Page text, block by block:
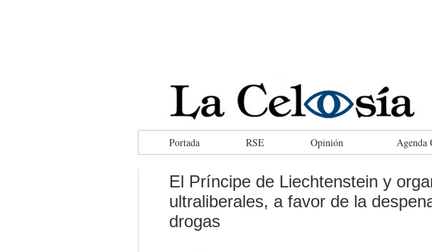
Portada RSE Opinión Agenda
El Príncipe de Liechtenstein y
ultraliberales, a favor de la
drogas